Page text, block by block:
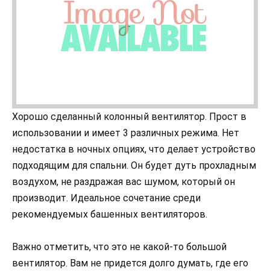
Хорошо сделанный колонный вентилятор. Прост в
использовании и имеет 3 различных режима. Нет
недостатка в ночных опциях, что делает устройство
подходящим для спальни. Он будет дуть прохладным
воздухом, не раздражая вас шумом, который он
производит. Идеальное сочетание среди
рекомендуемых башенных вентиляторов.
Важно отметить, что это не какой-то большой
вентилятор. Вам не придется долго думать, где его